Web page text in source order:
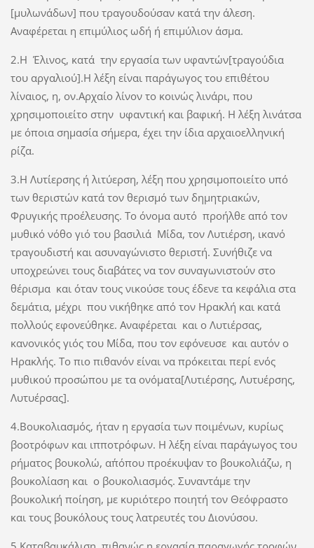
[μυλωνάδων] που τραγουδούσαν κατά την άλεση.
Αναφέρεται η επιμύλιος ωδή ή επιμύλιον άσμα.
2.Η Έλινος, κατά την εργασία των υφαντών[τραγούδια
του αργαλιού].Η λέξη είναι παράγωγος του επιθέτου
λίναιος, η, ον.Αρχαίο λίνον το κοινώς λινάρι, που
χρησιμοποιείτο στην υφαντική και βαφική. Η λέξη λινάτσα
με όποια σημασία σήμερα, έχει την ίδια αρχαιοελληνική
ρίζα.
3.Η Λυτίερσης ή λιτύερση, λέξη που χρησιμοποιείτο υπό
των θεριστών κατά τον θερισμό των δημητριακών,
Φρυγικής προέλευσης. Το όνομα αυτό προήλθε από τον
μυθικό νόθο γιό του βασιλιά Μίδα, τον Λυτιέρση, ικανό
τραγουδιστή και ασυναγώνιστο θεριστή. Συνήθιζε να
υποχρεώνει τους διαβάτες να τον συναγωνιστούν στο
θέρισμα και όταν τους νικούσε τους έδενε τα κεφάλια στα
δεμάτια, μέχρι που νικήθηκε από τον Ηρακλή και κατά
πολλούς εφονεύθηκε. Αναφέρεται και ο Λυτιέρσας,
κανονικός γιός του Μίδα, που τον εφόνευσε και αυτόν ο
Ηρακλής. Το πιο πιθανόν είναι να πρόκειται περί ενός
μυθικού προσώπου με τα ονόματα[Λυτιέρσης, Λυτυέρσης,
Λυτυέρσας].
4.Βουκολιασμός, ήταν η εργασία των ποιμένων, κυρίως
βοοτρόφων και ιπποτρόφων. Η λέξη είναι παράγωγος του
ρήματος βουκολώ, απ΄όπου προέκυψαν το βουκολιάζω, η
βουκολίαση και ο βουκολιασμός. Συναντάμε την
βουκολική ποίηση, με κυριότερο ποιητή τον Θεόφραστο
και τους βουκόλους τους λατρευτές του Διονύσου.